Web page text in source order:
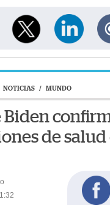
NOTICIAS / MUNDO
Biden
de salud